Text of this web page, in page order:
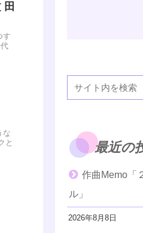
す
な
と
最近の
作曲Memo「
ル」
2026年8月8日